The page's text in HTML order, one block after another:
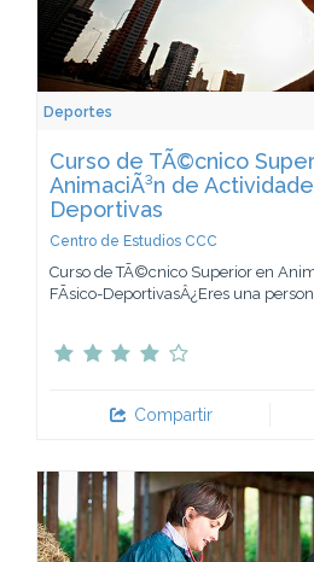
Deportes
Curso de TÃ©cnico
AnimaciÃ³n de
Deportivas
Centro de Estudios CCC
Curso de TÃ©cnico Superior en
FÃ­sico-DeportivasÂ¿Eres una
Compartir